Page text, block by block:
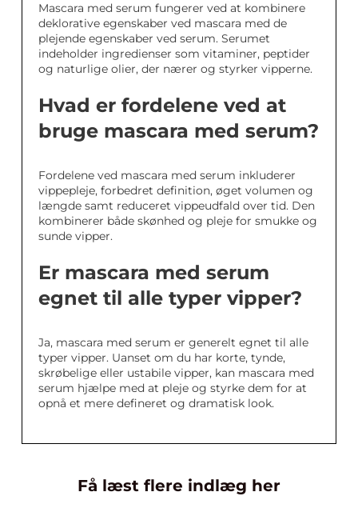
Mascara med serum fungerer ved at kombinere
deklorative egenskaber ved mascara med de
plejende egenskaber ved serum. Serumet
indeholder ingredienser som vitaminer, peptider
og naturlige olier, der nærer og styrker vipperne.
Hvad er fordelene ved at
bruge mascara med serum?
Fordelene ved mascara med serum inkluderer
vippepleje, forbedret definition, øget volumen og
længde samt reduceret vippeudfald over tid. Den
kombinerer både skønhed og pleje for smukke og
sunde vipper.
Er mascara med serum
egnet til alle typer vipper?
Ja, mascara med serum er generelt egnet til alle
typer vipper. Uanset om du har korte, tynde,
skrøbelige eller ustabile vipper, kan mascara med
serum hjælpe med at pleje og styrke dem for at
opnå et mere defineret og dramatisk look.
Få læst flere indlæg her